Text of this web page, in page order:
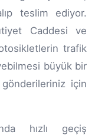
teslim ediyor.
Caddesi ve
trafik
büyük bir
için
hızlı geçiş